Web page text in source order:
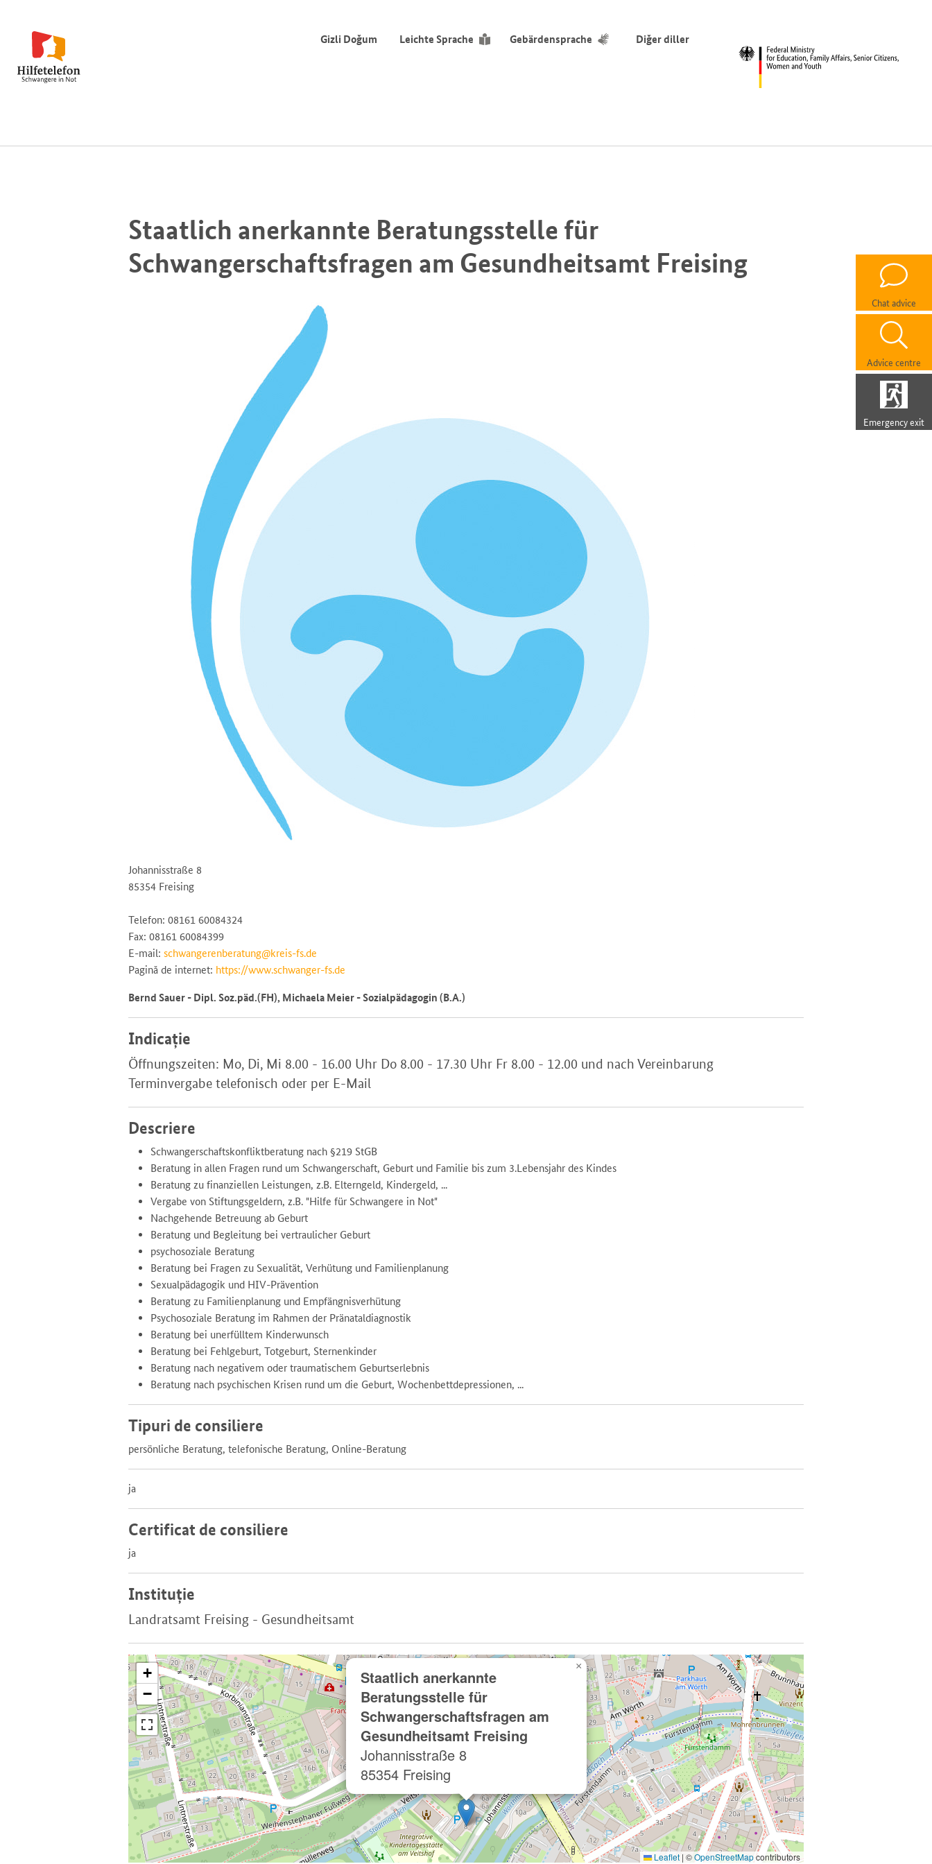
Gizli Doğum Leichte Sprache Gebärdensprache Diğer diller
Chat advice
Advice centre
Emergency exit
Staatlich anerkannte Beratungsstelle für
Schwangerschaftsfragen am Gesundheitsamt Freising
Johannisstraße 8
85354 Freising
Telefon: 08161 60084324
Fax: 08161 60084399
E-mail: schwangerenberatung@kreis-fs.de
Pagină de internet: https://www.schwanger-fs.de
Bernd Sauer - Dipl. Soz.päd.(FH), Michaela Meier - Sozialpädagogin (B.A.)
Indicație
Öffnungszeiten: Mo, Di, Mi 8.00 - 16.00 Uhr Do 8.00 - 17.30 Uhr Fr 8.00 - 12.00 und nach Vereinbarung
Terminvergabe telefonisch oder per E-Mail
Descriere
Schwangerschaftskonfliktberatung nach §219 StGB
Beratung in allen Fragen rund um Schwangerschaft, Geburt und Familie bis zum 3.Lebensjahr des Kindes
Beratung zu finanziellen Leistungen, z.B. Elterngeld, Kindergeld, ...
Vergabe von Stiftungsgeldern, z.B. "Hilfe für Schwangere in Not"
Nachgehende Betreuung ab Geburt
Beratung und Begleitung bei vertraulicher Geburt
psychosoziale Beratung
Beratung bei Fragen zu Sexualität, Verhütung und Familienplanung
Sexualpädagogik und HIV-Prävention
Beratung zu Familienplanung und Empfängnisverhütung
Psychosoziale Beratung im Rahmen der Pränataldiagnostik
Beratung bei unerfülltem Kinderwunsch
Beratung bei Fehlgeburt, Totgeburt, Sternenkinder
Beratung nach negativem oder traumatischem Geburtserlebnis
Beratung nach psychischen Krisen rund um die Geburt, Wochenbettdepressionen, ...
Tipuri de consiliere
persönliche Beratung, telefonische Beratung, Online-Beratung
ja
Certificat de consiliere
ja
Instituție
Landratsamt Freising - Gesundheitsamt
Staatlich anerkannte
Beratungsstelle für
Schwangerschaftsfragen am
Gesundheitsamt Freising
Johannisstraße 8
85354 Freising
×
+
−
Leaflet | ©OpenStreetMapcontributors